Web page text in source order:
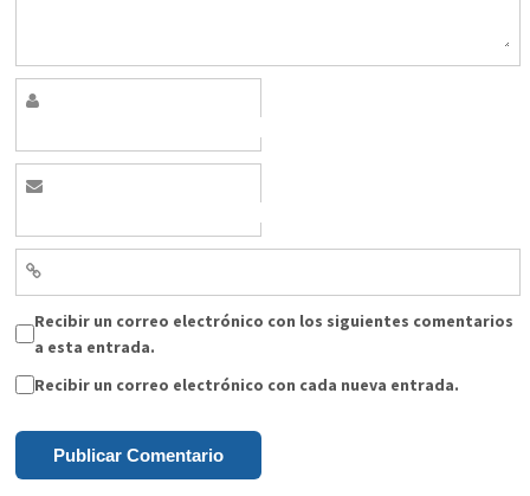
Recibir un correo electrónico con los siguientes comentarios
a esta entrada.
Recibir un correo electrónico con cada nueva entrada.